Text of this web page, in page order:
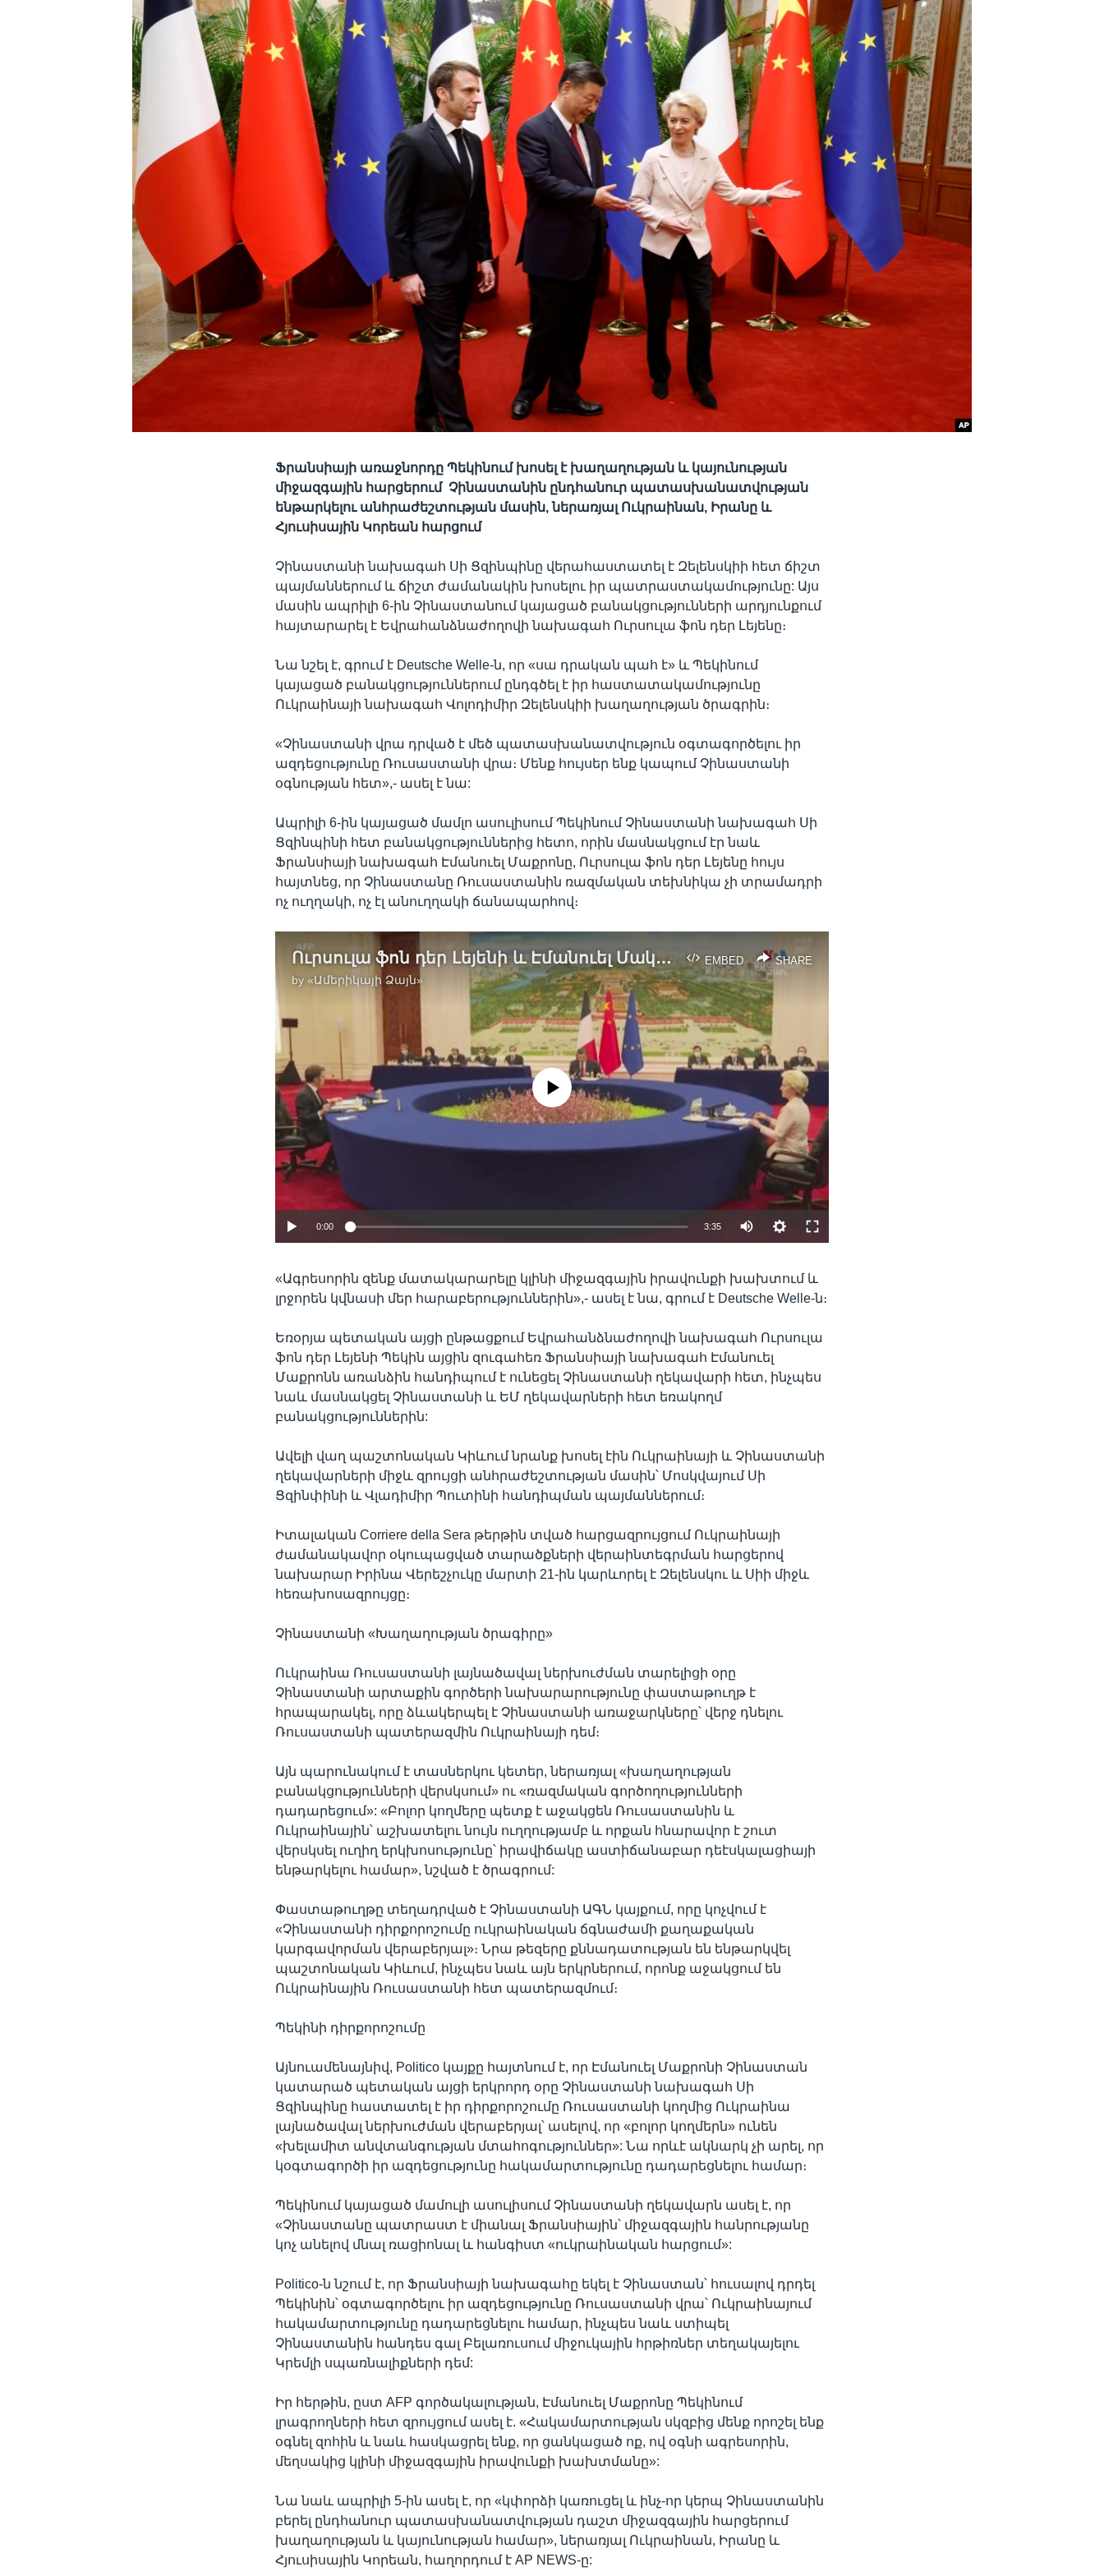
Ֆրանսիայի առաջնորդը Պեկինում խոսել է խաղաղության և կայունության
միջազգային հարցերում Չինաստանին ընդհանուր պատասխանատվության
ենթարկելու անհրաժեշտության մասին, ներառյալ Ուկրաինան, Իրանը և
Հյուսիսային Կորեան հարցում
Չինաստանի նախագահ Սի Ցզինպինը վերահաստատել է Զելենսկիի հետ ճիշտ
պայմաններում և ճիշտ ժամանակին խոսելու իր պատրաստակամությունը: Այս
մասին ապրիլի 6-ին Չինաստանում կայացած բանակցությունների արդյունքում
հայտարարել է Եվրահանձնաժողովի նախագահ Ուրսուլա ֆոն դեր Լեյենը։
Նա նշել է, գրում է Deutsche Welle-ն, որ «սա դրական պահ է» և Պեկինում
կայացած բանակցություններում ընդգծել է իր հաստատակամությունը
Ուկրաինայի նախագահ Վոլոդիմիր Զելենսկիի խաղաղության ծրագրին։
«Չինաստանի վրա դրված է մեծ պատասխանատվություն օգտագործելու իր
ազդեցությունը Ռուսաստանի վրա։ Մենք հույսեր ենք կապում Չինաստանի
օգնության հետ»,- ասել է նա:
Ապրիլի 6-ին կայացած մամլո ասուլիսում Պեկինում Չինաստանի նախագահ Սի
Ցզինպինի հետ բանակցություններից հետո, որին մասնակցում էր նաև
Ֆրանսիայի նախագահ Էմանուել Մաքրոնը, Ուրսուլա ֆոն դեր Լեյենը հույս
հայտնեց, որ Չինաստանը Ռուսաստանին ռազմական տեխնիկա չի տրամադրի
ոչ ուղղակի, ոչ էլ անուղղակի ճանապարհով։
EMBED SHARE
Ուրսուլա ֆոն դեր Լեյենի և Էմանուել Մակրոնի այցերը Պեկին. Ուկրաինան՝ օրակարգի կենտրոնում
by«Ամերիկայի Ձայն»
EMBED SHARE
No media source currently available
0:00 3:35
«Ագրեսորին զենք մատակարարելը կլինի միջազգային իրավունքի խախտում և
լրջորեն կվնասի մեր հարաբերություններին»,- ասել է նա, գրում է Deutsche Welle-ն։
Եռօրյա պետական այցի ընթացքում Եվրահանձնաժողովի նախագահ Ուրսուլա
ֆոն դեր Լեյենի Պեկին այցին զուգահեռ Ֆրանսիայի նախագահ Էմանուել
Մաքրոնն առանձին հանդիպում է ունեցել Չինաստանի ղեկավարի հետ, ինչպես
նաև մասնակցել Չինաստանի և ԵՄ ղեկավարների հետ եռակողմ
բանակցություններին:
Ավելի վաղ պաշտոնական Կիևում նրանք խոսել էին Ուկրաինայի և Չինաստանի
ղեկավարների միջև զրույցի անհրաժեշտության մասին՝ Մոսկվայում Սի
Ցզինփինի և Վլադիմիր Պուտինի հանդիպման պայմաններում։
Իտալական Corriere della Sera թերթին տված հարցազրույցում Ուկրաինայի
ժամանակավոր օկուպացված տարածքների վերաինտեգրման հարցերով
նախարար Իրինա Վերեշչուկը մարտի 21-ին կարևորել է Զելենսկու և Սիի միջև
հեռախոսազրույցը։
Չինաստանի «Խաղաղության ծրագիրը»
Ուկրաինա Ռուսաստանի լայնածավալ ներխուժման տարելիցի օրը
Չինաստանի արտաքին գործերի նախարարությունը փաստաթուղթ է
հրապարակել, որը ձևակերպել է Չինաստանի առաջարկները՝ վերջ դնելու
Ռուսաստանի պատերազմին Ուկրաինայի դեմ։
Այն պարունակում է տասներկու կետեր, ներառյալ «խաղաղության
բանակցությունների վերսկսում» ու «ռազմական գործողությունների
դադարեցում»: «Բոլոր կողմերը պետք է աջակցեն Ռուսաստանին և
Ուկրաինային՝ աշխատելու նույն ուղղությամբ և որքան հնարավոր է շուտ
վերսկսել ուղիղ երկխոսությունը՝ իրավիճակը աստիճանաբար դեէսկալացիայի
ենթարկելու համար», նշված է ծրագրում:
Փաստաթուղթը տեղադրված է Չինաստանի ԱԳՆ կայքում, որը կոչվում է
«Չինաստանի դիրքորոշումը ուկրաինական ճգնաժամի քաղաքական
կարգավորման վերաբերյալ»։ Նրա թեզերը քննադատության են ենթարկվել
պաշտոնական Կիևում, ինչպես նաև այն երկրներում, որոնք աջակցում են
Ուկրաինային Ռուսաստանի հետ պատերազմում։
Պեկինի դիրքորոշումը
Այնուամենայնիվ, Politico կայքը հայտնում է, որ Էմանուել Մաքրոնի Չինաստան
կատարած պետական այցի երկրորդ օրը Չինաստանի նախագահ Սի
Ցզինպինը հաստատել է իր դիրքորոշումը Ռուսաստանի կողմից Ուկրաինա
լայնածավալ ներխուժման վերաբերյալ՝ ասելով, որ «բոլոր կողմերն» ունեն
«խելամիտ անվտանգության մտահոգություններ»: Նա որևէ ակնարկ չի արել, որ
կօգտագործի իր ազդեցությունը հակամարտությունը դադարեցնելու համար։
Պեկինում կայացած մամուլի ասուլիսում Չինաստանի ղեկավարն ասել է, որ
«Չինաստանը պատրաստ է միանալ Ֆրանսիային՝ միջազգային հանրությանը
կոչ անելով մնալ ռացիոնալ և հանգիստ «ուկրաինական հարցում»:
Politico-ն նշում է, որ Ֆրանսիայի նախագահը եկել է Չինաստան՝ հուսալով դրդել
Պեկինին՝ օգտագործելու իր ազդեցությունը Ռուսաստանի վրա՝ Ուկրաինայում
հակամարտությունը դադարեցնելու համար, ինչպես նաև ստիպել
Չինաստանին հանդես գալ Բելառուսում միջուկային հրթիռներ տեղակայելու
Կրեմլի սպառնալիքների դեմ:
Իր հերթին, ըստ AFP գործակալության, Էմանուել Մաքրոնը Պեկինում
լրագրողների հետ զրույցում ասել է. «Հակամարտության սկզբից մենք որոշել ենք
օգնել զոհին և նաև հասկացրել ենք, որ ցանկացած ոք, ով օգնի ագրեսորին,
մեղսակից կլինի միջազգային իրավունքի խախտմանը»:
Նա նաև ապրիլի 5-ին ասել է, որ «կփորձի կառուցել և ինչ-որ կերպ Չինաստանին
բերել ընդհանուր պատասխանատվության դաշտ միջազգային հարցերում
խաղաղության և կայունության համար», ներառյալ Ուկրաինան, Իրանը և
Հյուսիսային Կորեան, հաղորդում է AP NEWS-ը: